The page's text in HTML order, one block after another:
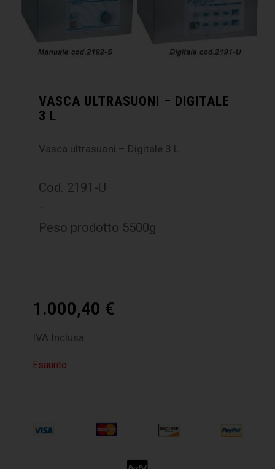
VASCA ULTRASUONI – DIGITALE
3 L
Vasca ultrasuoni – Digitale 3 L
Cod. 2191-U
–
Peso prodotto 5500g
1.000,40 €
IVA Inclusa
Esaurito